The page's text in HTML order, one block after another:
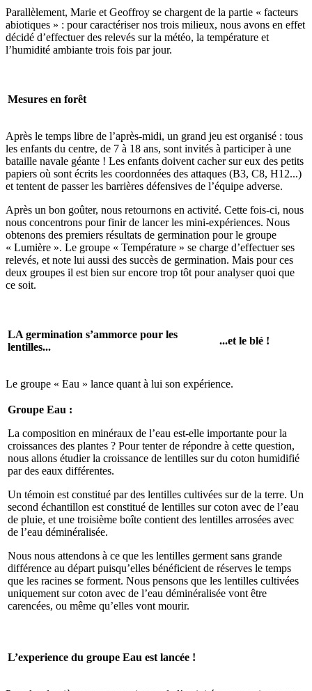
Parallèlement, Marie et Geoffroy se chargent de la partie « facteurs
abiotiques » : pour caractériser nos trois milieux, nous avons en effet
décidé d’effectuer des relevés sur la météo, la température et
l’humidité ambiante trois fois par jour.
Mesures en forêt
Après le temps libre de l’après-midi, un grand jeu est organisé : tous
les enfants du centre, de 7 à 18 ans, sont invités à participer à une
bataille navale géante ! Les enfants doivent cacher sur eux des petits
papiers où sont écrits les coordonnées des attaques (B3, C8, H12...)
et tentent de passer les barrières défensives de l’équipe adverse.
Après un bon goûter, nous retournons en activité. Cette fois-ci, nous
nous concentrons pour finir de lancer les mini-expériences. Nous
obtenons des premiers résultats de germination pour le groupe
« Lumière ». Le groupe « Température » se charge d’effectuer ses
relevés, et note lui aussi des succès de germination. Mais pour ces
deux groupes il est bien sur encore trop tôt pour analyser quoi que
ce soit.
LA germination s’ammorce pour les
lentilles...
...et le blé !
Le groupe « Eau » lance quant à lui son expérience.
Groupe Eau :
La composition en minéraux de l’eau est-elle importante pour la
croissances des plantes ? Pour tenter de répondre à cette question,
nous allons étudier la croissance de lentilles sur du coton humidifié
par des eaux différentes.
Un témoin est constitué par des lentilles cultivées sur de la terre. Un
second échantillon est constitué de lentilles sur coton avec de l’eau
de pluie, et une troisième boîte contient des lentilles arrosées avec
de l’eau déminéralisée.
Nous nous attendons à ce que les lentilles germent sans grande
différence au départ puisqu’elles bénéficient de réserves le temps
que les racines se forment. Nous pensons que les lentilles cultivées
uniquement sur coton avec de l’eau déminéralisée vont être
carencées, ou même qu’elles vont mourir.
L’experience du groupe Eau est lancée !